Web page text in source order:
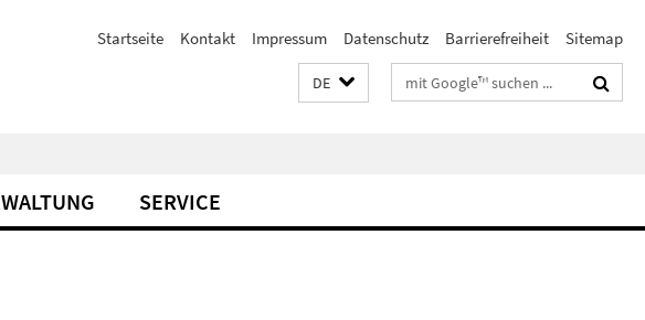
Startseite Kontakt Impressum Datenschutz Barrierefreiheit Sitemap
DE Suchbegriffe
SERVICE